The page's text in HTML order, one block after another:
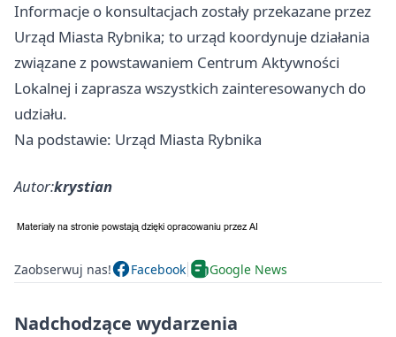
Informacje o konsultacjach zostały przekazane przez
Urząd Miasta Rybnika; to urząd koordynuje działania
związane z powstawaniem Centrum Aktywności
Lokalnej i zaprasza wszystkich zainteresowanych do
udziału.
Na podstawie: Urząd Miasta Rybnika
Autor:krystian
Zaobserwuj nas! Facebook Google News
Nadchodzące wydarzenia